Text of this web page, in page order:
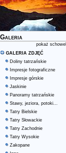
Galeria
pokaż
GALERIA ZDJĘĆ
Doliny tatrzańskie
Impresje fotograficzne
Impresje górskie
Jaskinie
Panoramy tatrzańskie
Stawy, jeziora, potoki...
Tatry Bielskie
Tatry Słowackie
Tatry Zachodnie
Tatry Wysokie
Zakopane